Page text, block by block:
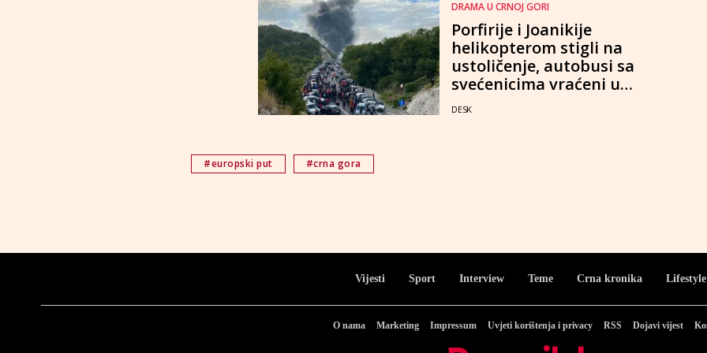
DRAMA U CRNOJ GORI
Porfirije i Joanikije
helikopterom stigli na
ustoličenje, autobusi sa
svećenicima vraćeni u
Podgoricu
DESK
#europski put #crna gora
Vijesti Sport Interview Teme Crna kronika Lifestyle
O nama Marketing Impressum Uvjeti korištenja i privacy RSS Dojavi vijest